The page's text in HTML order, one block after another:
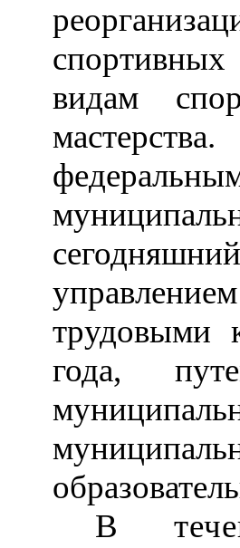
видам
трудовыми
года,
В